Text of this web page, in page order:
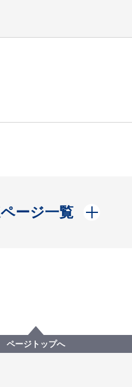
ージ一覧
開く
ページトップへ